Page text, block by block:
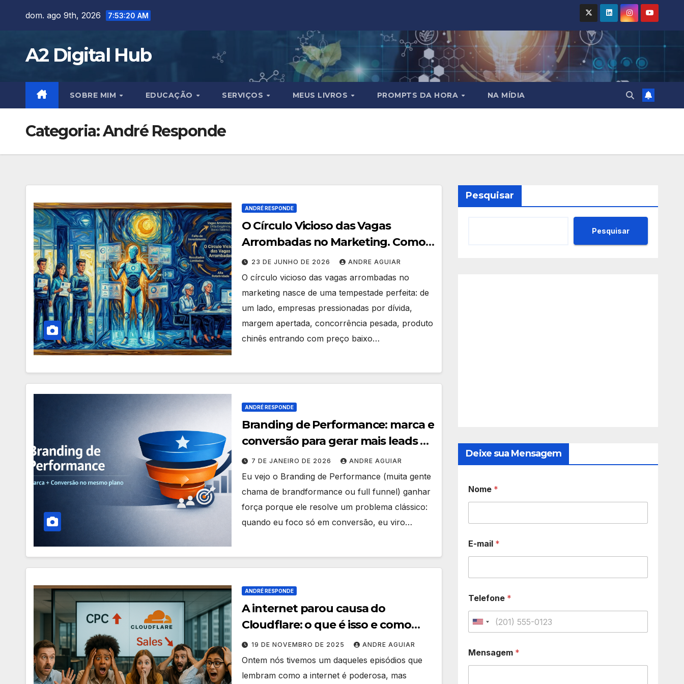
dom. ago 9th, 2026 7:53:22 AM
A2 Digital Hub
SOBRE MIM EDUCAÇÃO SERVIÇOS MEUS LIVROS PROMPTS DA HORA NA MÍDIA
Categoria:André Responde
ANDRÉ RESPONDE
O Círculo Vicioso das Vagas
Arrombadas no Marketing. Como
SAIR Dele?
23 DE JUNHO DE 2026 ANDRE AGUIAR
O círculo vicioso das vagas arrombadas no
marketing nasce de uma tempestade perfeita: de
um lado, empresas pressionadas por dívida,
margem apertada, concorrência pesada, produto
chinês entrando com preço baixo…
ANDRÉ RESPONDE
Branding de Performance: marca e
conversão para gerar mais leads e
vendas
7 DE JANEIRO DE 2026 ANDRE AGUIAR
Eu vejo o Branding de Performance (muita gente
chama de brandformance ou full funnel) ganhar
força porque ele resolve um problema clássico:
quando eu foco só em conversão, eu viro…
ANDRÉ RESPONDE
A internet parou causa do
Cloudflare: o que é isso e como
estar preparado?
19 DE NOVEMBRO DE 2025 ANDRE AGUIAR
Ontem nós tivemos um daqueles episódios que
lembram como a internet é poderosa, mas
Pesquisar
Pesquisar
Deixe sua Mensagem
Nome *
E-mail *
Telefone *
U
i
Mensagem *